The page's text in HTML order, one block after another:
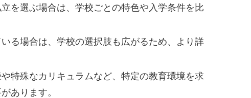
を選ぶ場合は、学校ごとの特色や入学条件を比
る場合は、学校の選択肢も広がるため、より詳
特殊なカリキュラムなど、特定の教育環境を求
あります。